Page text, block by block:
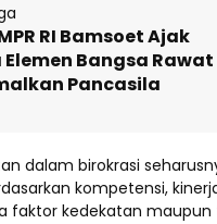
RI Bamsoet Ajak
Elemen Bangsa Rawat
Pancasila
dalam birokrasi
kompetensi,
faktor kedekatan